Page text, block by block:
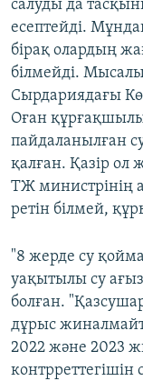
салуды да
есептейді.
бірақ олардың
білмейді.
Сырдариядағы
Оған
пайдаланылған
қалған. Қазір ол
ТЖ
ретін білмей,
"8 жерде су
уақытылы су
болған.
дұрыс
2022 және 2023
контрреттегішін